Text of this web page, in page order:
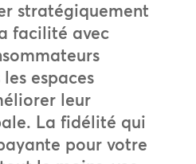
stratégiquement
facilité avec
espaces
leur
La fidélité qui
pour votre